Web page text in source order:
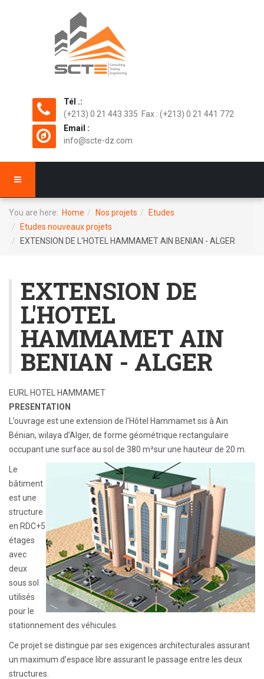
Tél .:
(+213) 0 21 443 335 Fax : (+213) 0 21 441 772
Email :
info@scte-dz.com
You are here: Home Nos projets
Etudes
Etudes nouveaux projets
EXTENSION DE L'HOTEL HAMMAMET AIN BENIAN - ALGER
EXTENSION DE
L'HOTEL
HAMMAMET AIN
BENIAN - ALGER
EURL HOTEL HAMMAMET
PRESENTATION
L’ouvrage est une extension de l’Hôtel Hammamet sis à Ain
Bénian, wilaya d’Alger, de forme géométrique rectangulaire
occupant une surface au sol de 380 m²sur une hauteur de 20 m.
Le
bâtiment
est une
structure
en RDC+5
étages
avec
deux
sous sol
utilisés
pour le
stationnement des véhicules.
Ce projet se distingue par ses exigences architecturales assurant
un maximum d’espace libre assurant le passage entre les deux
structures.